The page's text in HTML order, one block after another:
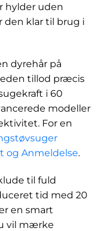
hylder uden
klar til brug i
dyrehår på
tillod præcis
i 60
modeller
For en
og Anmeldelse.
til fuld
tid med 20
en smart
vil mærke